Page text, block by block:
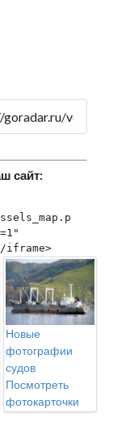
сайт:
iframe>
Новые
фотографии
судов
Посмотреть
фотокарточки